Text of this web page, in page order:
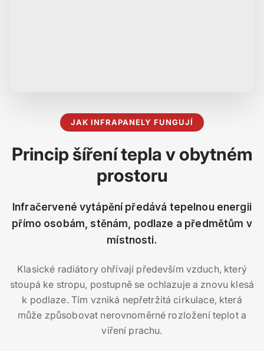
JAK INFRAPANELY FUNGUJÍ
Princip šíření tepla v obytném
prostoru
Infračervené vytápění předává tepelnou energii
přímo osobám, stěnám, podlaze a předmětům v
místnosti.
Klasické radiátory ohřívají především vzduch, který
stoupá ke stropu, postupně se ochlazuje a znovu klesá
k podlaze. Tím vzniká nepřetržitá cirkulace, která
může způsobovat nerovnoměrné rozložení teplot a
víření prachu.